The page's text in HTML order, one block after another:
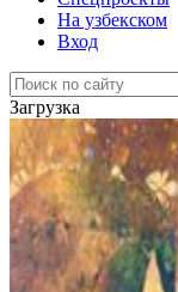
На узбекском
Вход
Загрузка